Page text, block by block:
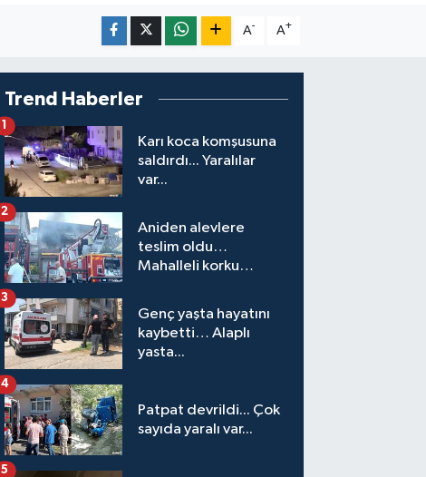
A- A+
Trend Haberler
Karı koca komşusuna
saldırdı... Yaralılar
var...
1
Aniden alevlere
teslim oldu…
Mahalleli korku
2
Genç yaşta hayatını
kaybetti… Alaplı
yasta...
3
Patpat devrildi... Çok
sayıda yaralı var...
4
5